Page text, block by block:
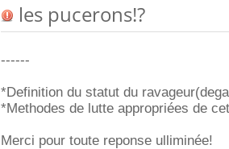
les pucerons!?
------
*Definition du statut du
*Methodes de lutte appropriées de
Merci pour toute reponse ulliminée!